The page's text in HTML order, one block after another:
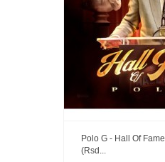
Polo G - Hall Of Fame
(Rsd...